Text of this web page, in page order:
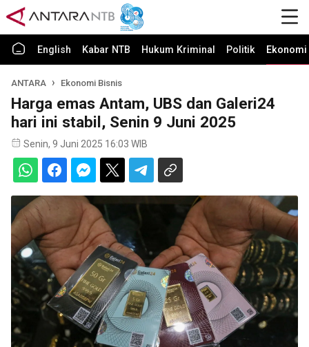
English Kabar NTB Hukum Kriminal Politik
ANTARA Ekonomi Bisnis
Harga emas Antam, UBS dan Galeri24
hari ini stabil, Senin 9 Juni 2025
Senin, 9 Juni 2025 16:03 WIB